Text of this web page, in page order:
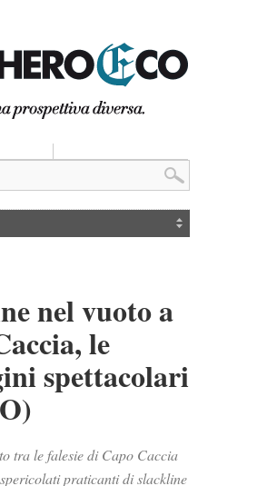
nel vuoto a
le
spettacolari
tra le falesie di Capo Caccia
praticanti di slackline